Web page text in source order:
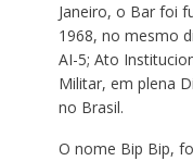
Janeiro, o Bar foi
1968, no mesmo
AI-5; Ato
Militar, em plena
no Brasil.
O nome Bip Bip,